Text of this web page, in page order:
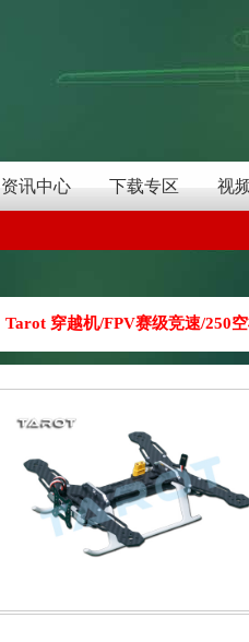
资讯中心 下载专区 视
Tarot 穿越机/FPV赛级竞速/250